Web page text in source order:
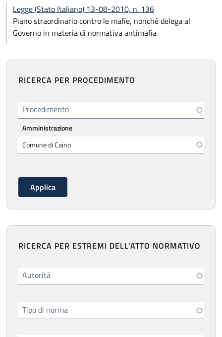
Legge (Stato Italiano) 13-08-2010, n. 136
Piano straordinario contro le mafie, nonché delega al
Governo in materia di normativa antimafia
RICERCA PER PROCEDIMENTO
Procedimento
Amministrazione
RICERCA PER ESTREMI DELL'ATTO NORMATIVO
Autorità
Tipo di norma